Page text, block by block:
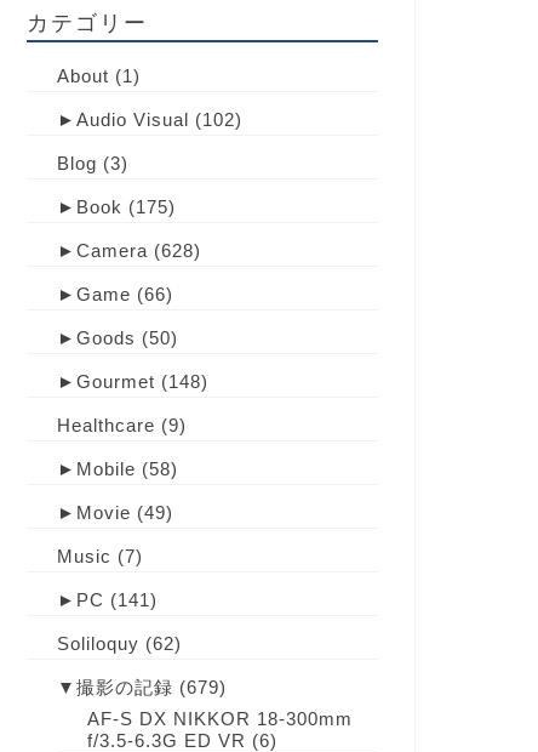
カテゴリー
About (1)
► Audio Visual (102)
Blog (3)
► Book (175)
► Camera (628)
► Game (66)
► Goods (50)
► Gourmet (148)
Healthcare (9)
► Mobile (58)
► Movie (49)
Music (7)
► PC (141)
Soliloquy (62)
▼ 撮影の記録 (679)
AF-S DX NIKKOR 18-300mm
f/3.5-6.3G ED VR (6)